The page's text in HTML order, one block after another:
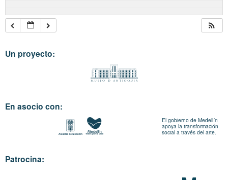
Un proyecto:
En asocio con:
El gobierno de Medellín
apoya la transformación
social a través del arte.
Patrocina: